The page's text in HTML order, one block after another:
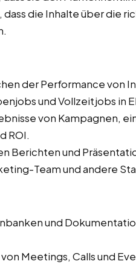
die Inhalte über die
der Performance von
und Vollzeitjobs in
von Kampagnen,
ROI.
Berichten und
Team und andere
und
Meetings, Calls und